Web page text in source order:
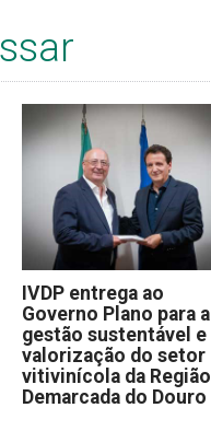
IVDP entrega ao
Governo Plano para a
gestão sustentável e
valorização do setor
vitivinícola da Região
Demarcada do Douro